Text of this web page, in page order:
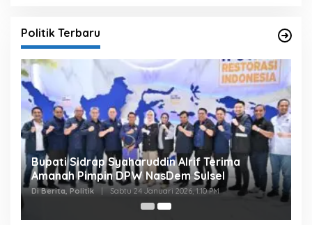
Politik Terbaru
Bupati Sidrap Syaharuddin Alrif Terima
Amanah Pimpin DPW NasDem Sulsel
Di Berita, Politik | Sabtu 24 Januari 2026, 1:10 PM